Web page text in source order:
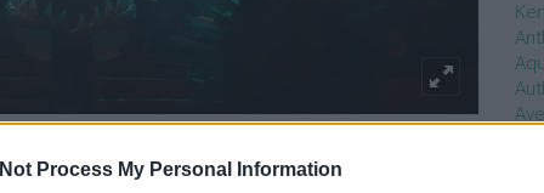
Process My Personal Information
foglalkozó részek a történet legerősebb részei, mely
ilyen határozottan. Az első epizód pozitív kultúrsokkja